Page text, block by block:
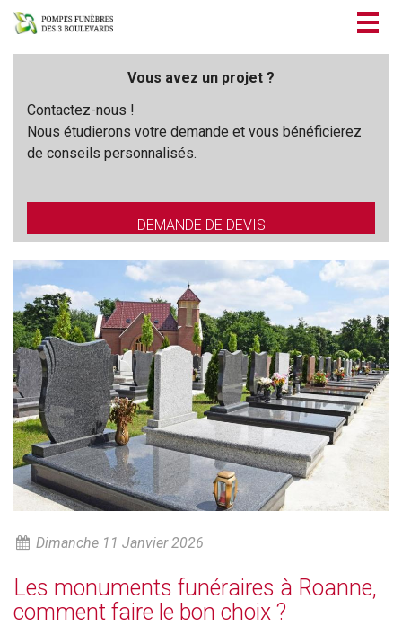
Vous avez un projet ?
Contactez-nous !
Nous étudierons votre demande et vous bénéficierez
de conseils personnalisés.
DEMANDE DE DEVIS
Dimanche 11 Janvier 2026
Les monuments funéraires à Roanne,
comment faire le bon choix ?